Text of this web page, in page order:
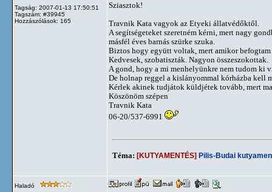
Tagság: 2007-01-13 17:50:51
Tagszám: #39945
Hozzászólások: 165
Sziasztok!
Travnik Kata vagyok az Etyeki állatvédőktől.
A segítségeteket szeretném kérni, mert nagy
másfél éves barnás szürke szuka.
Biztos hogy együtt voltak, mert amikor
Kedvesek, szobatiszták. Nagyon összeszokottak.
A gond, hogy a mi menhelyünkre nem tudom
De holnap reggel a kislányommal kórházba kell
Kérlek akinek tudjátok küldjétek tovább, mert
Köszönöm szépen
Travnik Kata
06-20/537-6991
Téma: [KUTYAMENTÉS] Pilis-Budai
Haladó